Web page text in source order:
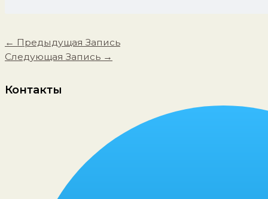
← Предыдущая Запись
Следующая Запись →
Контакты